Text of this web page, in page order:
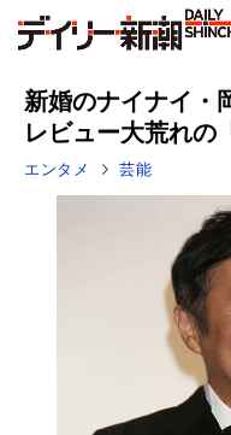
新婚のナイナイ・
レビュー大荒れの
エンタメ 芸能